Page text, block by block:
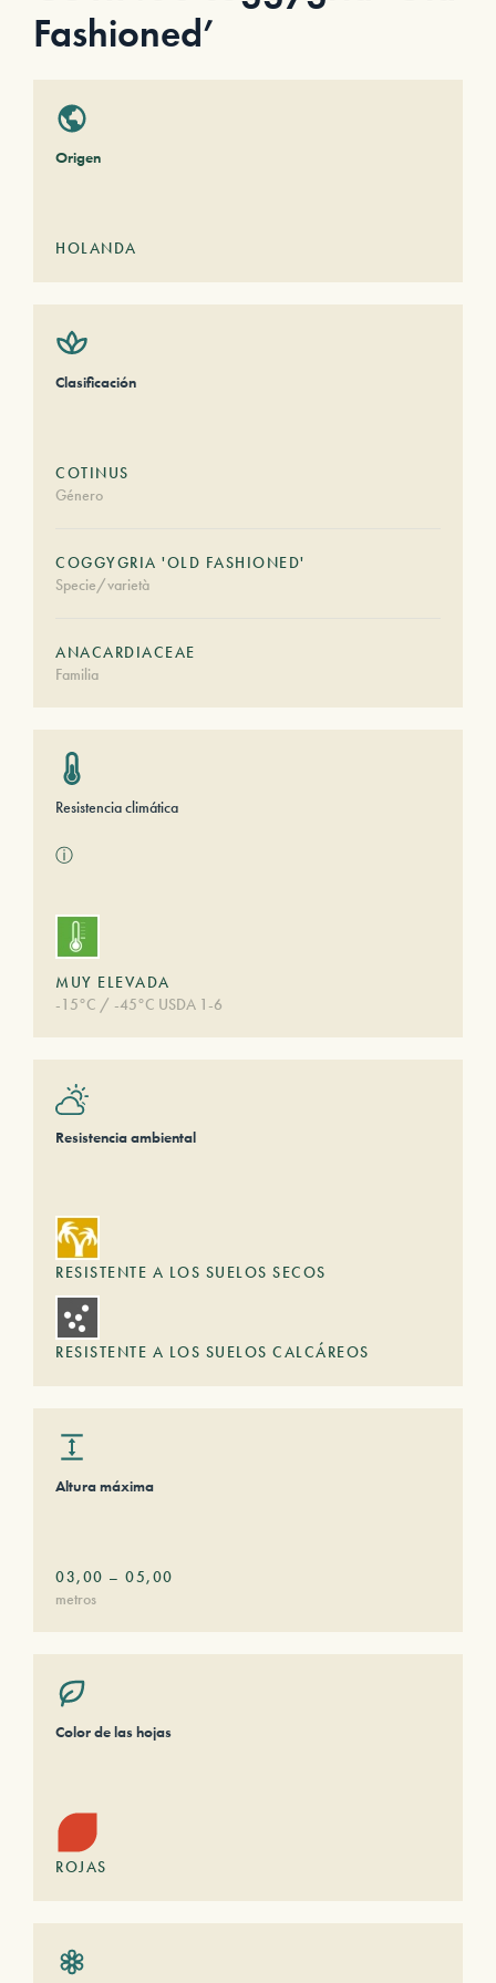
Fashioned’
Origen
HOLANDA
Clasificación
COTINUS
Género
COGGYGRIA 'OLD FASHIONED'
Specie/varietà
ANACARDIACEAE
Familia
Resistencia climática
ⓘ
MUY ELEVADA
-15°C / -45°C USDA 1-6
Resistencia ambiental
RESISTENTE A LOS SUELOS SECOS
RESISTENTE A LOS SUELOS CALCÁREOS
Altura máxima
03,00 – 05,00
metros
Color de las hojas
ROJAS